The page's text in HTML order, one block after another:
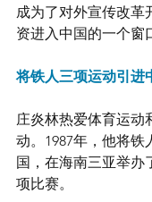
成为了对外宣传改革
资进入中国的一个窗
将铁人三项运动引进
庄炎林热爱体育运动
动。1987年，他将铁
国，在海南三亚举办
项比赛。